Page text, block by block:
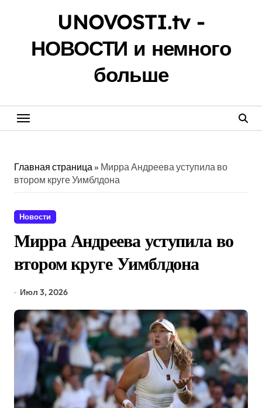
UNOVOSTI.tv -
НОВОСТИ и немного
больше
Главная страница» Мирра Андреева уступила во
втором круге Уимблдона
Новости
Мирра Андреева уступила во
втором круге Уимблдона
Июл 3, 2026